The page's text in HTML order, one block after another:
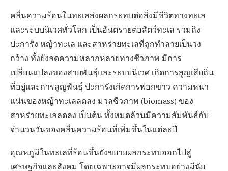
คลื่นความร้อนในทะเลส่งผลกระทบต่อสิ่งมีชีวิตทางทะเล
และระบบนิเวศทั่วโลก เป็นอันตรายต่อสัตว์ทะเล รวมถึง
ปะการัง หญ้าทะเล และสาหร่ายทะเลที่ถูกทำลายเป็นวง
กว้าง ทั้งยังลดความหลากหลายทางชีวภาพ มีการ
เปลี่ยนแปลงของสายพันธุ์และระบบนิเวศ เกิดการสูญเสียถิ่น
ที่อยู่และการสูญพันธุ์​ ปะการังเกิดการฟอกขาว ความหนา
แน่นของหญ้าทะเลลดลง มวลชีวภาพ (biomass) ของ
สาหร่ายทะเลลดลง เป็นต้น ทั้งหมดล้วนมีความสัมพันธ์กับ
จำนวนวันของคลื่นความร้อนที่เพิ่มขึ้นในแต่ละปี
อุณหภูมิในทะเลที่ร้อนขึ้นยังขยายผลกระทบออกไปสู่
เศรษฐกิจและสังคม โดยเฉพาะอาจมีผลกระทบอย่างมีนัย